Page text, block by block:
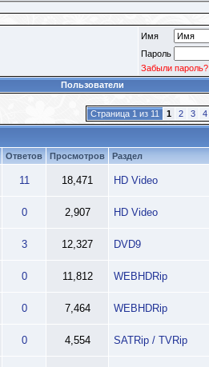
Имя
Пароль
Забыли пароль?
Пользователи
Страница 1 из 11 1 2 3 4
Ответов Просмотров Раздел
11 18,471 HD Video
0 2,907 HD Video
3 12,327 DVD9
0 11,812 WEBHDRip
0 7,464 WEBHDRip
0 4,554 SATRip / TVRip